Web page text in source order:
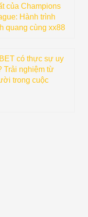
của Champions
Hành trình
quang cùng xx88
có thực sự uy
Trải nghiệm từ
trong cuộc